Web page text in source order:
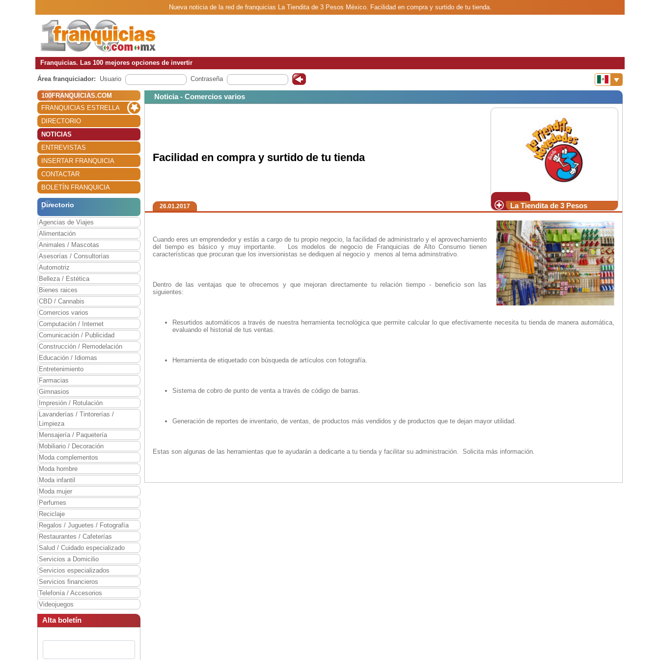
Nueva noticia de la red de franquicias La Tiendita de 3 Pesos México. Facilidad en compra y surtido de tu tienda.
Franquicias. Las 100 mejores opciones de invertir
Área franquiciador: Usuario Contraseña
100FRANQUICIAS.COM
FRANQUICIAS ESTRELLA
DIRECTORIO
NOTICIAS
ENTREVISTAS
INSERTAR FRANQUICIA
CONTACTAR
BOLETÍN FRANQUICIA
Directorio
Agencias de Viajes
Alimentación
Animales / Mascotas
Asesorías / Consultorías
Automotriz
Belleza / Estética
Bienes raices
CBD / Cannabis
Comercios varios
Computación / Internet
Comunicación / Publicidad
Construcción / Remodelación
Educación / Idiomas
Entretenimiento
Farmacias
Gimnasios
Impresión / Rotulación
Lavanderías / Tintorerías /
Limpieza
Mensajería / Paquetería
Mobiliario / Decoración
Moda complementos
Moda hombre
Moda infantil
Moda mujer
Perfumes
Reciclaje
Regalos / Juguetes / Fotografía
Restaurantes / Cafeterías
Salud / Cuidado especializado
Servicios a Domicilio
Servicios especializados
Servicios financieros
Telefonía / Accesorios
Videojuegos
Alta boletín
Noticia - Comercios varios
La Tiendita de 3 Pesos
Facilidad en compra y surtido de tu tienda
26.01.2017
Cuando eres un emprendedor y estás a cargo de tu propio negocio, la facilidad de administrarlo y el aprovechamiento
del tiempo es básico y muy importante. Los modelos de negocio de Franquicias de Alto Consumo tienen
características que procuran que los inversionistas se dediquen al negocio y menos al tema adminstrativo.
Dentro de las ventajas que te ofrecemos y que mejoran directamente tu relación tiempo - beneficio son las
siguientes:
Resurtidos automáticos a través de nuestra herramienta tecnológica que permite calcular lo que efectivamente necesita tu tienda de manera automática,
evaluando el historial de tus ventas.
Herramienta de etiquetado con búsqueda de artículos con fotografía.
Sistema de cobro de punto de venta a través de código de barras.
Generación de reportes de inventario, de ventas, de productos más vendidos y de productos que te dejan mayor utilidad.
Estas son algunas de las herramientas que te ayudarán a dedicarte a tu tienda y facilitar su administración. Solicita más información.